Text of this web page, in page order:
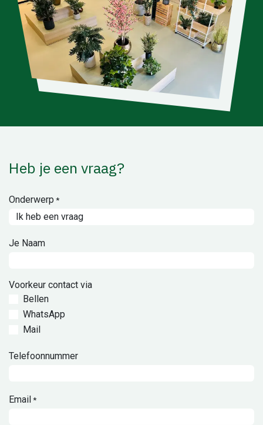
Heb je een vraag?
Onderwerp *
Je Naam
Voorkeur contact via
Bellen
WhatsApp
Mail
Telefoonnummer
Email*